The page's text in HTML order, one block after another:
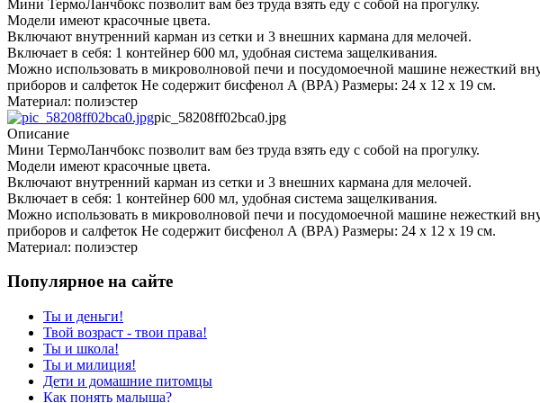
Мини ТермоЛанчбокс позволит вам без труда взять еду с собой на прогулку.
Модели имеют красочные цвета.
Включают внутренний карман из сетки и 3 внешних кармана для мелочей.
Включает в себя: 1 контейнер 600 мл, удобная система защелкивания.
Можно использовать в микроволновой печи и посудомоечной машине нежесткий
приборов и салфеток Не содержит бисфенол А (BPA) Размеры: 24 х 12 х 19 см.
Материал: полиэстер
pic_58208ff02bca0.jpg
Описание
Мини ТермоЛанчбокс позволит вам без труда взять еду с собой на прогулку.
Модели имеют красочные цвета.
Включают внутренний карман из сетки и 3 внешних кармана для мелочей.
Включает в себя: 1 контейнер 600 мл, удобная система защелкивания.
Можно использовать в микроволновой печи и посудомоечной машине нежесткий
приборов и салфеток Не содержит бисфенол А (BPA) Размеры: 24 х 12 х 19 см.
Материал: полиэстер
Популярное на сайте
Ты и деньги!
Твой возраст - твои права!
Ты и школа!
Ты и милиция!
Дети и домашние питомцы
Как понять малыша?